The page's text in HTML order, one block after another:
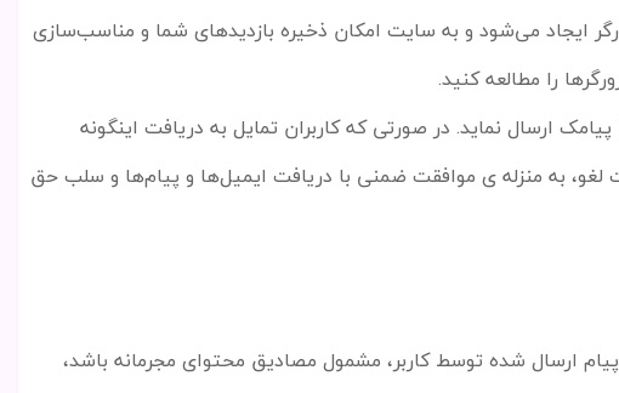
ایجاد میشود و به سایت امکان ذخیره بازدیدهای شما و مناسبسازی
را مطالعه کنید.
ارسال نماید. در صورتی که کاربران تمایل به دریافت اینگونه
لغو، به منزله ی موافقت ضمنی با دریافت ایمیلها و پیامها و سلب حق
ارسال شده توسط کاربر، مشمول مصادیق محتوای مجرمانه باشد،